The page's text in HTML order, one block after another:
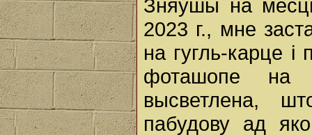
Зняўшы на
2023 г., мне
на гугль-карце і
фоташопе на
высветлена,
пабудову ад